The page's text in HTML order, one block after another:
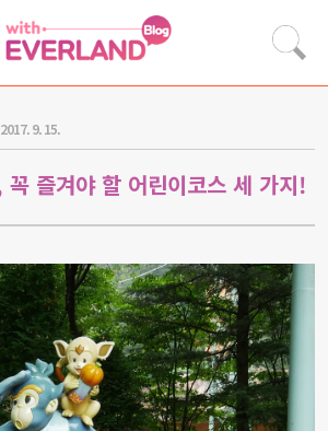
2017. 9. 15.
꼭 즐겨야 할 어린이코스 세 가지!